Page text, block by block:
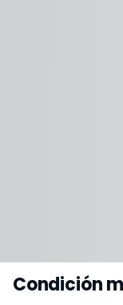
Condición